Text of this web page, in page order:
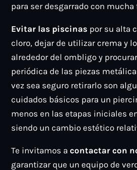
para ser desgarrado con
Evitar las piscinas por su alta
cloro, dejar de utilizar crema y
alrededor del ombligo y
periódica de las piezas
vez sea seguro retirarlo son
cuidados básicos para un
menos en las etapas iniciales
siendo un cambio estético
Te invitamos acontactar con
garantizar que un equipo de